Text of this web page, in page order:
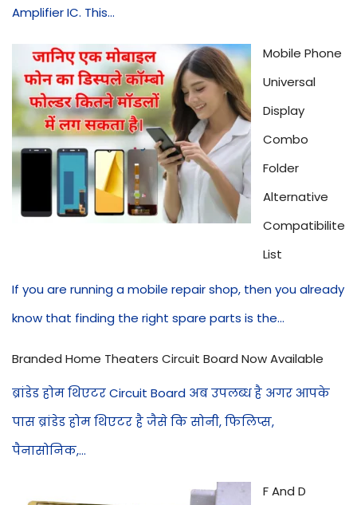
Amplifier IC. This...
Mobile Phone
Universal
Display
Combo
Folder
Alternative
Compatibilite
List
If you are running a mobile repair shop, then you already
know that finding the right spare parts is the...
Branded Home Theaters Circuit Board Now Available
ब्रांडेड होम थिएटर Circuit Board अब उपलब्ध है अगर आपके
पास ब्रांडेड होम थिएटर है जैसे कि सोनी, फिलिप्स,
पैनासोनिक,...
F And D